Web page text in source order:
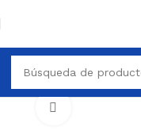
DIETARIO